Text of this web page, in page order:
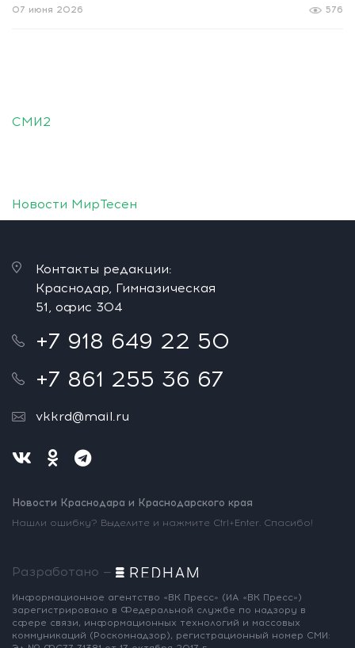
576
07 июня 2026
СМИ2
Новости МирТесен
Контакты редакции:
Краснодар, Гимназическая
51, офис 304
+7 918 649 22 50
+7 861 255 36 67
vkkrd@mail.ru
Новости Краснодара и Краснодарского края
Нашли ошибку? Выделите и нажмите Ctrl+Enter. Спасибо!
Разработано —
Информационное агентство «ВК Пресс» (ИА «ВК Пресс»)
зарегистрировано в Федеральной службе по надзору в
сфере связи, информационных технологий и массовых
коммуникаций (Роскомнадзор), регистрационный номер СМИ: